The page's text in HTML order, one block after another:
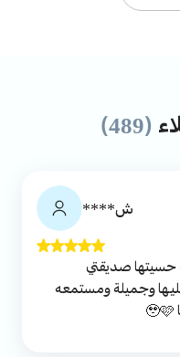
(489)
ش****
حسيتها صديقتي
وجميلة ومستمعه